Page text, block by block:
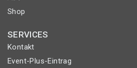
Shop
SERVICES
Kontakt
Event-Plus-Eintrag